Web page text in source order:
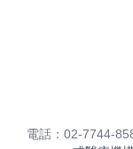
電話：02-7744-